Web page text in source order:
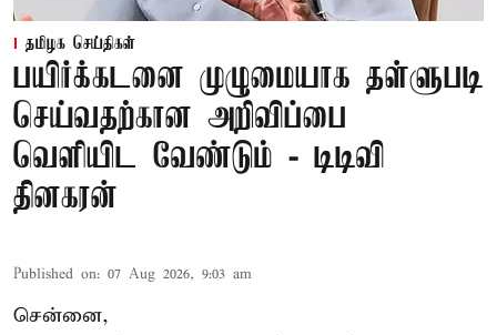
தமிழக செய்திகள்
பயிர்க்கடனை முழுமையாக தள்ளுபடி
செய்வதற்கான அறிவிப்பை
வெளியிட வேண்டும் - டிடிவி
தினகரன்
Published on: 07 Aug 2026, 9:03 am
சென்னை,